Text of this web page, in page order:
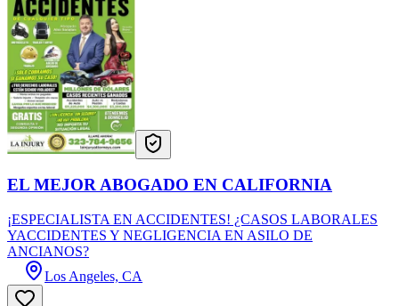
EL MEJOR ABOGADO EN CALIFORNIA
¡ESPECIALISTA EN ACCIDENTES! ¿CASOS LABORALES
YACCIDENTES Y NEGLIGENCIA EN ASILO DE
ANCIANOS?
Los Angeles, CA